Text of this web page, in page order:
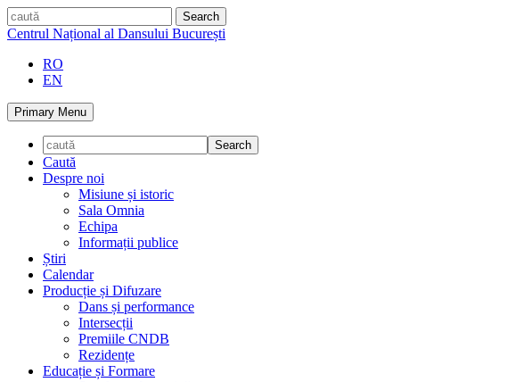
Skip
to
caută
Centrul Național al Dansului București
RO
EN
Primary Menu
Caută
Despre noi
Misiune și istoric
Sala Omnia
Echipa
Informații publice
Știri
Calendar
Producție și Difuzare
Dans și performance
Intersecții
Premiile CNDB
Rezidențe
Educație și Formare